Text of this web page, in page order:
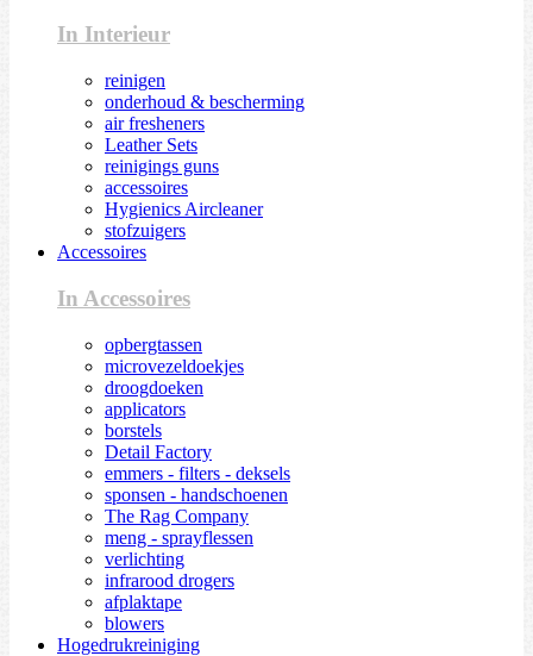
In Interieur
reinigen
onderhoud & bescherming
air fresheners
Leather Sets
reinigings guns
accessoires
Hygienics Aircleaner
stofzuigers
Accessoires
In Accessoires
opbergtassen
microvezeldoekjes
droogdoeken
applicators
borstels
Detail Factory
emmers - filters - deksels
sponsen - handschoenen
The Rag Company
meng - sprayflessen
verlichting
infrarood drogers
afplaktape
blowers
Hogedrukreiniging